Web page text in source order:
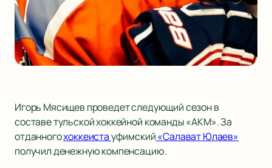
Игорь Мясищев проведет следующий сезон в
составе тульской хоккейной команды «АКМ». За
отданногохоккеистауфимский«Салават Юлаев»
получил денежную компенсацию.